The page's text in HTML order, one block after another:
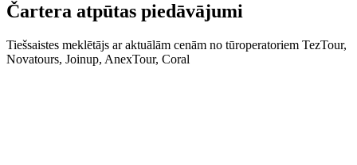
Čartera atpūtas piedāvājumi
Tiešsaistes meklētājs ar aktuālām cenām no tūroperatoriem TezTour,
Novatours, Joinup, AnexTour, Coral